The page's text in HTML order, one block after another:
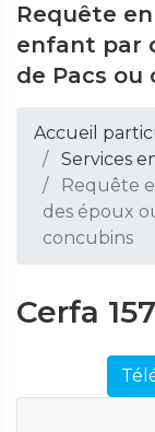
Requête
enfant par
de Pacs ou
Accueil
Services
Requête
des époux
concubins
Cerfa